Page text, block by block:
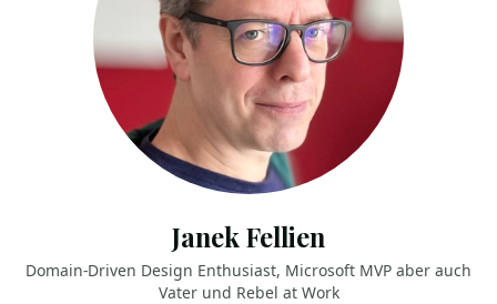
Janek Fellien
Domain-Driven Design Enthusiast, Microsoft MVP aber auch
Vater und Rebel at Work